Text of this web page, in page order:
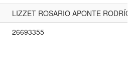
LIZZET ROSARIO APONTE
26693355